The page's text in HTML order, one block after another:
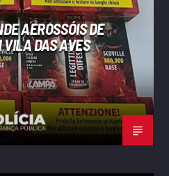
AEROSSÓIS DE
VILA DAS AVES